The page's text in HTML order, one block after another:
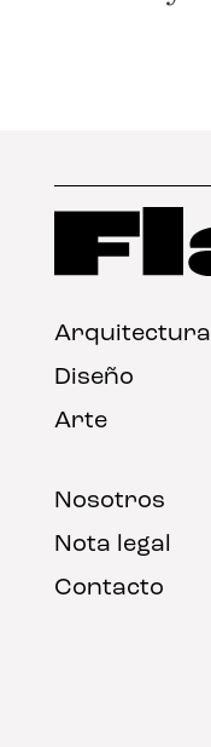
Arquitectura
Diseño
Arte
Nosotros
Nota legal
Contacto